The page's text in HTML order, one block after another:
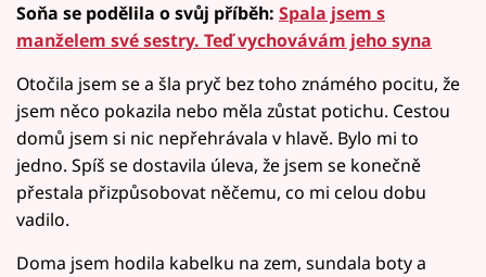
Soňa se podělila o svůj příběh: Spala jsem s
manželem své sestry. Teď vychovávám jeho syna
Otočila jsem se a šla pryč bez toho známého pocitu, že
jsem něco pokazila nebo měla zůstat potichu. Cestou
domů jsem si nic nepřehrávala v hlavě. Bylo mi to
jedno. Spíš se dostavila úleva, že jsem se konečně
přestala přizpůsobovat něčemu, co mi celou dobu
vadilo.
Doma jsem hodila kabelku na zem, sundala boty a